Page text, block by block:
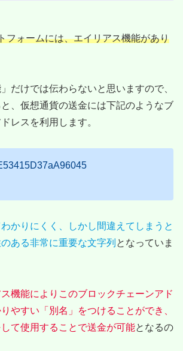
フォームには、エイリアス機能があり
だけでは伝わらないと思いますので、
、仮想通貨の送金には下記のようなブ
レスを利用します。
かりにくく、しかし間違えてしまうと
ある非常に重要な文字列 となっていま
機能によりこのブロックチェーンアド
やすい「別名」をつけることができ、
て使用することで送金が可能となるの